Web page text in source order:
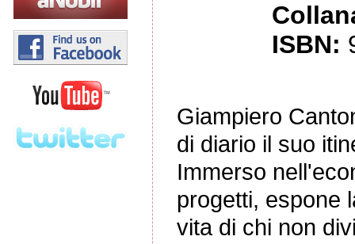
ISBN:
Giampiero
di diario il suo
Immerso
progetti, espone
vita di chi non